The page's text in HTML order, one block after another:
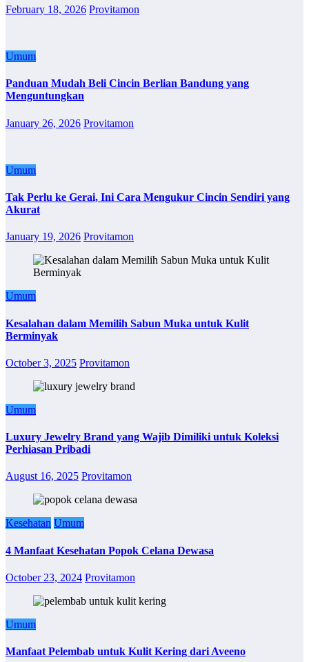
February 18, 2026 Provitamon
Umum
Panduan Mudah Beli Cincin Berlian Bandung yang
Menguntungkan
January 26, 2026 Provitamon
Umum
Tak Perlu ke Gerai, Ini Cara Mengukur Cincin Sendiri yang
Akurat
January 19, 2026 Provitamon
Umum
Kesalahan dalam Memilih Sabun Muka untuk Kulit
Berminyak
October 3, 2025 Provitamon
Umum
Luxury Jewelry Brand yang Wajib Dimiliki untuk Koleksi
Perhiasan Pribadi
August 16, 2025 Provitamon
Kesehatan Umum
4 Manfaat Kesehatan Popok Celana Dewasa
October 23, 2024 Provitamon
Umum
Manfaat Pelembab untuk Kulit Kering dari Aveeno